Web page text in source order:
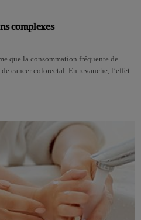
complexes
que la consommation fréquente de
cancer colorectal. En revanche, l’effet